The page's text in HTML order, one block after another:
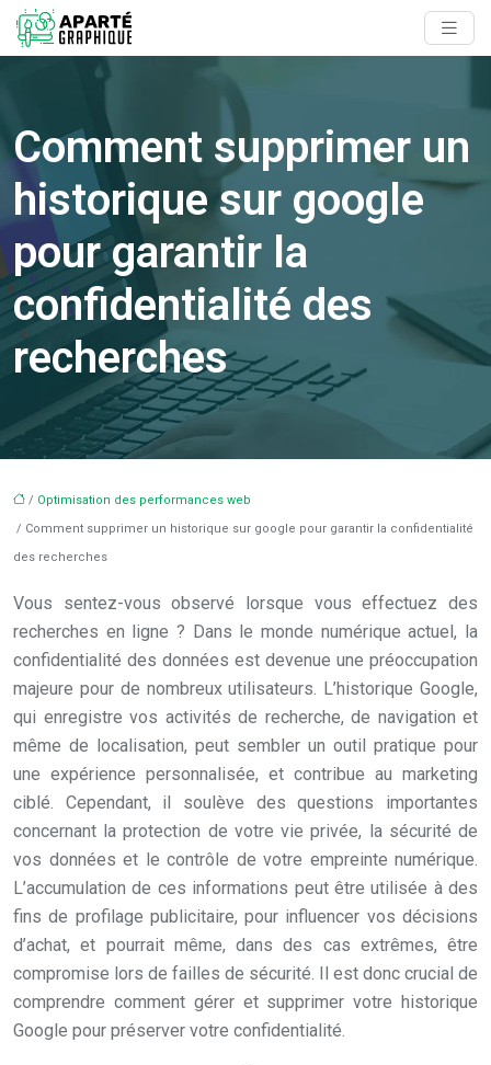
Comment supprimer un
historique sur google
pour garantir la
confidentialité des
recherches
/ Optimisation des performances web
/ Comment supprimer un historique sur google pour garantir la confidentialité
des recherches
Vous sentez-vous observé lorsque vous effectuez des
recherches en ligne ? Dans le monde numérique actuel, la
confidentialité des données est devenue une préoccupation
majeure pour de nombreux utilisateurs. L’historique Google,
qui enregistre vos activités de recherche, de navigation et
même de localisation, peut sembler un outil pratique pour
une expérience personnalisée, et contribue au marketing
ciblé. Cependant, il soulève des questions importantes
concernant la protection de votre vie privée, la sécurité de
vos données et le contrôle de votre empreinte numérique.
L’accumulation de ces informations peut être utilisée à des
fins de profilage publicitaire, pour influencer vos décisions
d’achat, et pourrait même, dans des cas extrêmes, être
compromise lors de failles de sécurité. Il est donc crucial de
comprendre comment gérer et supprimer votre historique
Google pour préserver votre confidentialité.